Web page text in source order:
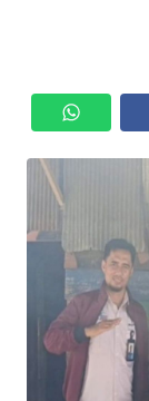
SERBI
Informasi
INDEKS
BERITA
KONTAK